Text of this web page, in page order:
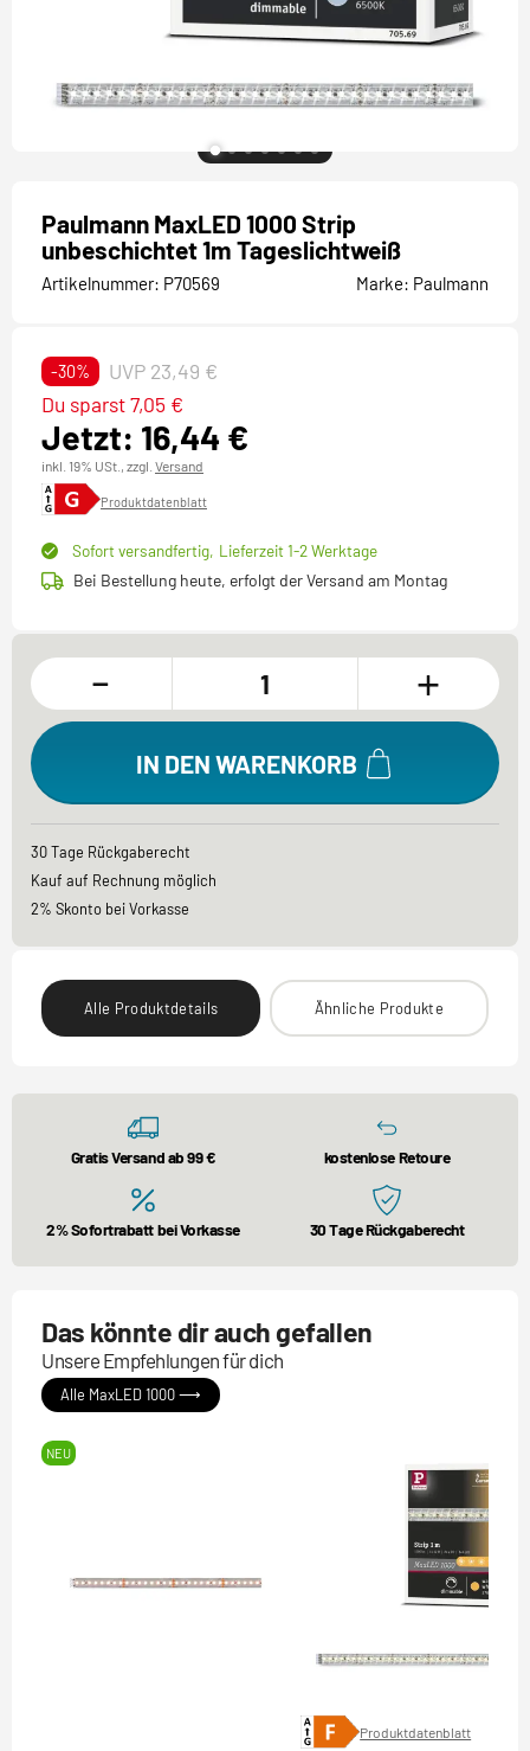
Paulmann MaxLED 1000 Strip
unbeschichtet 1m Tageslichtweiß
Artikelnummer: P70569 Marke: Paulmann
-30% UVP 23,49 €
Jetzt: 16,44 €
Du sparst 7,05 €
inkl. 19% USt., zzgl. Versand
Produktdatenblatt
Sofort versandfertig, Lieferzeit 1-2 Werktage
Bei Bestellung heute, erfolgt der Versand am Montag
- +
IN DEN WARENKORB
30 Tage Rückgaberecht
Kauf auf Rechnung möglich
2% Skonto bei Vorkasse
Alle Produktdetails Ähnliche Produkte
Gratis Versand ab 99 € kostenlose Retoure
2% Sofortrabatt bei Vorkasse 30 Tage Rückgaberecht
Das könnte dir auch gefallen
Unsere Empfehlungen für dich
Alle MaxLED 1000 ⟶
NEU
Produktdatenblatt